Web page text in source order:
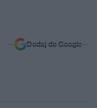
Dodaj do Google